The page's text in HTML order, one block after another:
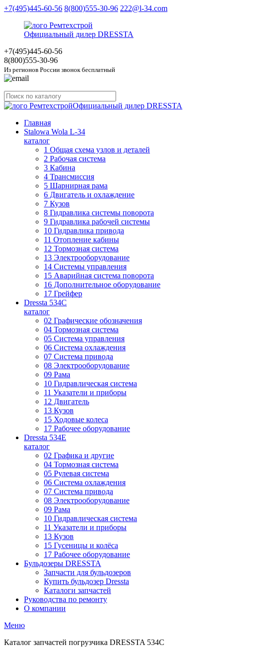
+7(495)445-60-56 8(800)555-30-96 222@l-34.com
Официальный дилер DRESSTA
+7(495)445-60-56
8(800)555-30-96
Из регионов России звонок бесплатный
Официальный дилер DRESSTA
Главная
Stalowa Wola L-34
каталог
1 Общая схема узлов и деталей
2 Рабочая система
3 Кабина
4 Трансмиссия
5 Шарнирная рама
6 Двигатель и охлаждение
7 Кузов
8 Гидравлика системы поворота
9 Гидравлика рабочей системы
10 Гидравлика привода
11 Отопление кабины
12 Тормозная система
13 Электрооборудование
14 Системы управления
15 Аварийная система поворота
16 Дополнительное оборудование
17 Грейфер
Dressta 534C
каталог
02 Графические обозначения
04 Тормозная система
05 Система управления
06 Система охлаждения
07 Система привода
08 Электрооборудование
09 Рама
10 Гидравлическая система
11 Указатели и приборы
12 Двигатель
13 Кузов
15 Ходовые колеса
17 Рабочее оборудование
Dressta 534E
каталог
02 Графика и другие
04 Тормозная система
05 Рулевая система
06 Система охлаждения
07 Система привода
08 Электрооборудование
09 Рама
10 Гидравлическая система
11 Указатели и приборы
13 Кузов
15 Гусеницы и колёса
17 Рабочее оборудование
Бульдозеры DRESSTA
Запчасти для бульдозеров
Купить бульдозер Dressta
Каталоги запчастей
Руководства по ремонту
О компании
Меню
Каталог запчастей погрузчика DRESSTA 534C